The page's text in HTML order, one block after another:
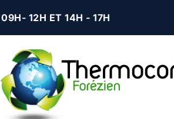
12H ET 14H - 17H